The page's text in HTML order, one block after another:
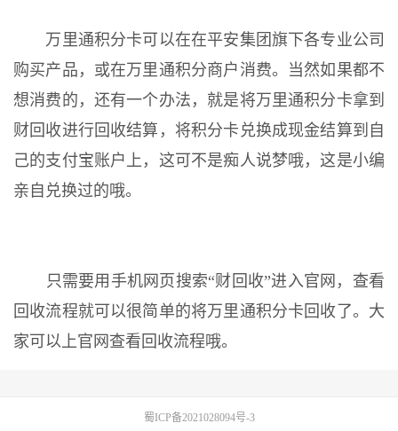
万里通积分卡可以在在平安集团旗下各专业公司
购买产品，或在万里通积分商户消费。当然如果都不
想消费的，还有一个办法，就是将万里通积分卡拿到
财回收进行回收结算，将积分卡兑换成现金结算到自
己的支付宝账户上，这可不是痴人说梦哦，这是小编
亲自兑换过的哦。
只需要用手机网页搜索“财回收”进入官网，查看
回收流程就可以很简单的将万里通积分卡回收了。大
家可以上官网查看回收流程哦。
蜀ICP备2021028094号-3